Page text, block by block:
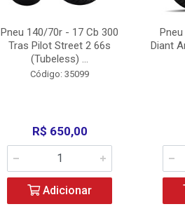
Pneu 140/70r - 17 Cb 300
Tras Pilot Street 2 66s
(Tubeless) ...
Código: 35099
R$ 650,00
Adicionar
Diant